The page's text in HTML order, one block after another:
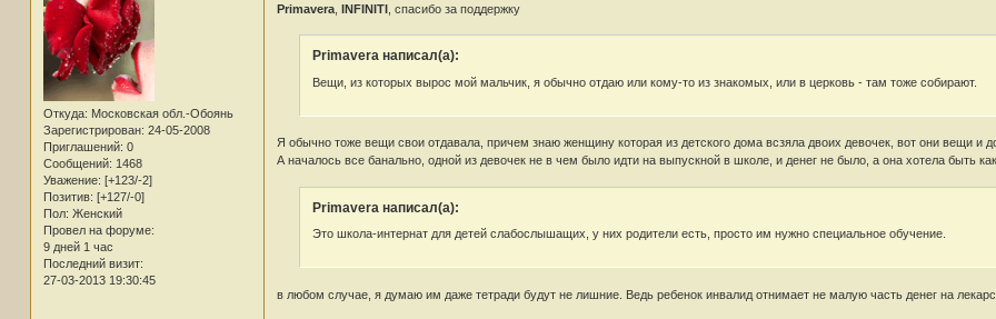
Откуда: Московская обл.-Обоянь
Зарегистрирован: 24-05-2008
Приглашений: 0
Сообщений: 1468
Уважение: [+123/-2]
Позитив: [+127/-0]
Пол: Женский
Провел на форуме:
9 дней 1 час
Последний визит:
27-03-2013 19:30:45
Primavera, INFINITI, спасибо за поддержку
Primavera написал(а):
Вещи, из которых вырос мой мальчик, я обычно отдаю или кому-то из знакомых, или в церковь - там тоже собирают.
Я обычно тоже вещи свои отдавала, причем знаю женщину которая из детского дома всзяла двоих девочек, вот они вещи и
А началось все банально, одной из девочек не в чем было идти на выпускной в школе, и денег не было, а она хотела быть
Primavera написал(а):
Это школа-интернат для детей слабослышащих, у них родители есть, просто им нужно специальное обучение.
в любом случае, я думаю им даже тетради будут не лишние. Ведь ребенок инвалид отнимает не малую часть денег на